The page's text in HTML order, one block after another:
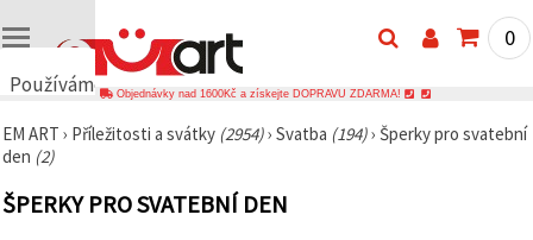
Používáme
🍪
Používáme
podobné
technologie,
0
Objednávky nad 1600Kč a získejte DOPRAVU ZDARMA!
EM ART › Příležitosti a svátky (2954)› Svatba (194)› Šperky pro svatební
den (2)
ŠPERKY PRO SVATEBNÍ DEN